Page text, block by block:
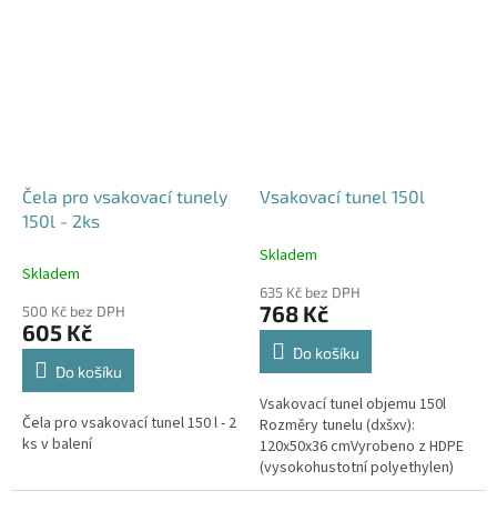
Čela pro vsakovací tunely
150l - 2ks
Skladem
500 Kč bez DPH
605 Kč
Do košíku
Čela pro vsakovací tunel 150 l - 2
ks v balení
Vsakovací tunel 150l
Průměrné
produktu
je
4,6
hvězdiček.
Skladem
635 Kč bez DPH
768 Kč
Do košíku
Vsakovací tunel objemu 150l
Rozměry tunelu (dxšxv):
120x50x36 cmVyrobeno z HDPE
(vysokohustotní polyethylen)
Nosnost bloků až 3,5t - možno